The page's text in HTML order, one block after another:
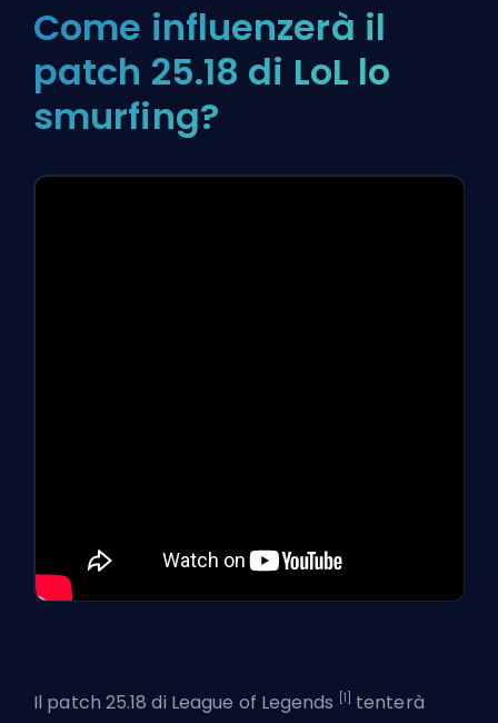
Come influenzerà il
patch 25.18 di LoL lo
smurfing?
Il patch 25.18 di League of Legends [1]
tenterà